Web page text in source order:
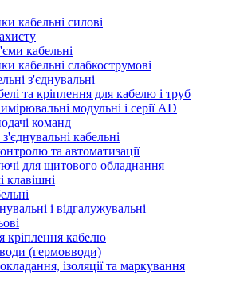
кабельні силові
кабельні
кабельні слабкострумові
з'єднувальні
та кріплення для кабелю і труб
модульні і серії AD
команд
кабельні
та автоматизації
для щитового обладнання
клавішні
і відгалужувальні
кріплення кабелю
(гермовводи)
iзоляції та маркування